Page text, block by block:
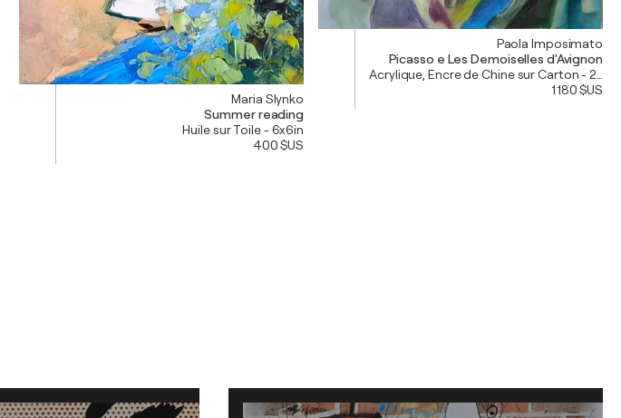
Maria Slynko
Summer reading
Huile sur Toile - 6x6in
400 $US
Paola Imposimato
Picasso e Les Demoiselles d'Avignon
Acrylique, Encre de Chine sur Carton -
1 180 $US